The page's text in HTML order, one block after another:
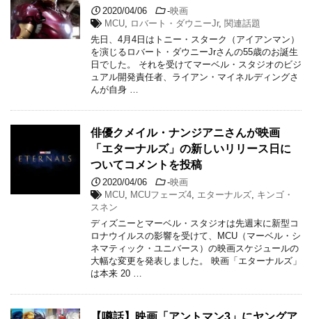
2020/04/06 -映画
MCU
ロバート・ダウニーJr, 関連話題
先日、4月4日はトニー・スターク（アイアンマン）
を演じるロバート・ダウニーJrさんの55歳のお誕生
日でした。 それを受けてマーベル・スタジオのビジ
ュアル開発責任者、ライアン・マイネルディングさ
んが自身 …
俳優クメイル・ナンジアニさんが映画
「エターナルズ」の新しいリリース日に
ついてコメントを投稿
2020/04/06 -映画
MCU
MCUフェーズ4 エターナルズ
キンゴ・
スネン
ディズニーとマーベル・スタジオは先週末に新型コ
ロナウイルスの影響を受けて、MCU（マーベル・シ
ネマティック・ユニバース）の映画スケジュールの
大幅な変更を発表しました。 映画「エターナルズ」
は本来 20 …
【噂話】映画「アントマン3」にヤングア